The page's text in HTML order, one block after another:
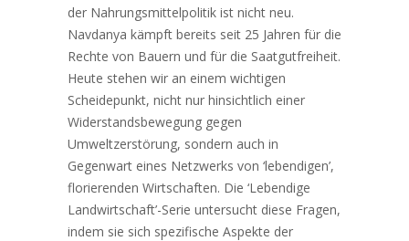
der Nahrungsmittelpolitik ist nicht neu.
Navdanya kämpft bereits seit 25 Jahren für die
Rechte von Bauern und für die Saatgutfreiheit.
Heute stehen wir an einem wichtigen
Scheidepunkt, nicht nur hinsichtlich einer
Widerstandsbewegung gegen
Umweltzerstörung, sondern auch in
Gegenwart eines Netzwerks von ‘lebendigen’,
florierenden Wirtschaften. Die ‘Lebendige
Landwirtschaft’-Serie untersucht diese Fragen,
indem sie sich spezifische Aspekte der